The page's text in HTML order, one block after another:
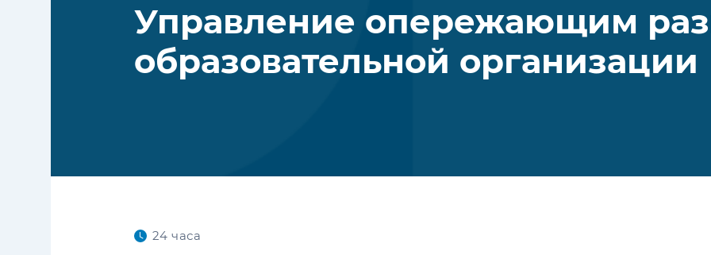
Управление опережающим
образовательной организации
24 часа